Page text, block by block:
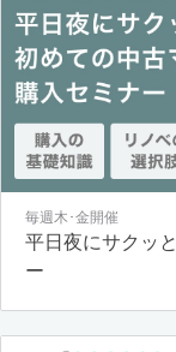
毎週木･金開催
平日夜にサクッ
ー